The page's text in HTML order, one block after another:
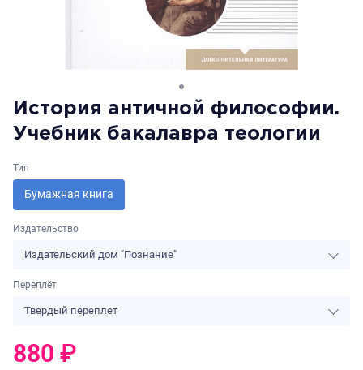
История античной философии.
Учебник бакалавра теологии
Тип
Бумажная книга
Издательство
Издательский дом "Познание"
Переплёт
Твердый переплет
880 ₽